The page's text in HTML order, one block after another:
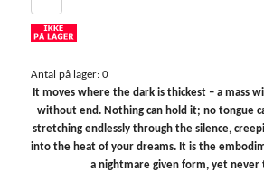
Antal på lager: 0
It moves where the dark is thickest – a mass
without end. Nothing can hold it; no tongue
stretching endlessly through the silence,
into the heat of your dreams. It is the
a nightmare given form, yet never